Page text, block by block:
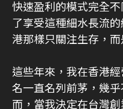
快速盈利的模式完全
了享受這種細水長流
港那樣只關注生存，
這些年來，我在香港
名一直名列前茅，幾
而，當我決定在台灣